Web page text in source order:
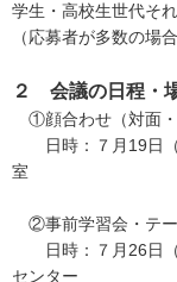
学生・高校生世代そ
（応募者が多数の場
２ 会議の日程・
①顔合わせ（対面・
日時：７月19日
室
②事前学習会・テー
日時：７月26日
センター